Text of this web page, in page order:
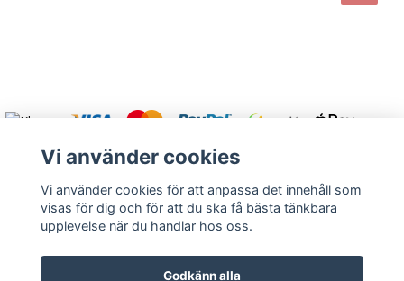
Varmt välkommen att kontakta oss.
Vi använder cookies
Vi använder cookies för att anpassa det innehåll som
visas för dig och för att du ska få bästa tänkbara
upplevelse när du handlar hos oss.
Godkänn alla